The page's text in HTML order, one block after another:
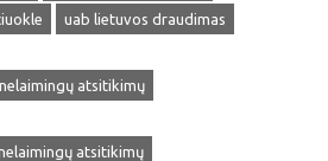
uab lietuvos draudimas
atsitikimų
atsitikimų